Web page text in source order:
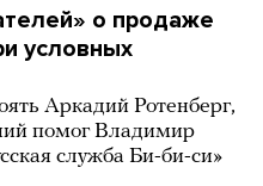
о продаже
условных
Аркадий Ротенберг,
помог Владимир
служба Би-би-си»